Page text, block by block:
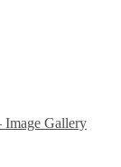
Image Gallery